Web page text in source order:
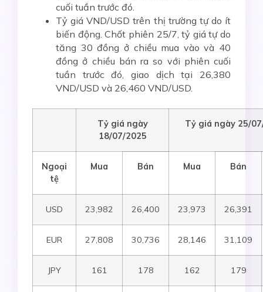
cuối tuần trước đó.
Tỷ giá VND/USD trên thị trường tự do ít
biến động. Chốt phiên 25/7, tỷ giá tự do
tăng 30 đồng ở chiều mua vào và 40
đồng ở chiều bán ra so với phiên cuối
tuần trước đó, giao dịch tại 26,380
VND/USD và 26,460 VND/USD.
Tỷ giá ngày
18/07/2025
Tỷ giá ngày 25/07
Ngoại
tệ
Mua Bán Mua Bán
USD 23,982 26,400 23,973 26,391
EUR 27,808 30,736 28,146 31,109
JPY 161 178 162 179